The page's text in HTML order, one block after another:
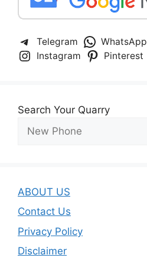
Telegram WhatsApp
Instagram
Pinterest
Search Your Quarry
ABOUT US
Contact Us
Privacy Policy
Disclaimer